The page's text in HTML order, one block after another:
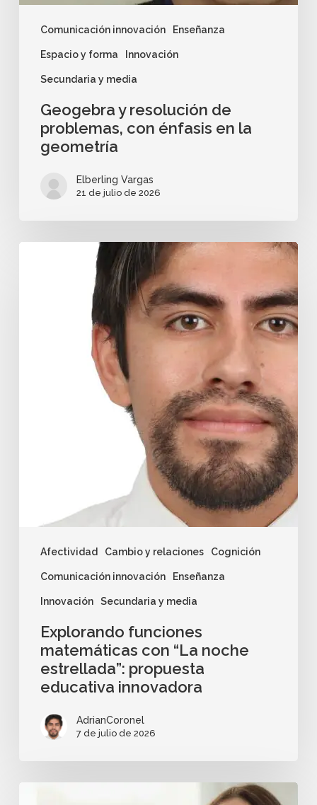
Comunicación innovación Enseñanza
Espacio y forma Innovación
Secundaria y media
Geogebra y resolución de
problemas, con énfasis en la
geometría
Elberling Vargas
21 de julio de 2026
Afectividad Cambio y relaciones Cognición
Comunicación innovación Enseñanza
Innovación Secundaria y media
Explorando funciones
matemáticas con “La noche
estrellada”: propuesta
educativa innovadora
AdrianCoronel
7 de julio de 2026